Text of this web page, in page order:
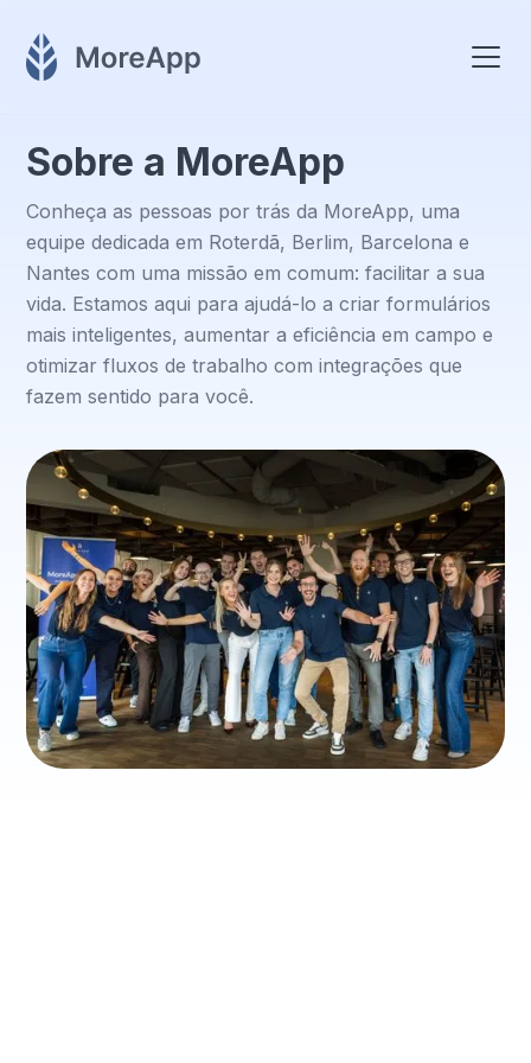
Sobre a MoreApp
Conheça as pessoas por trás da MoreApp, uma
equipe dedicada em Roterdã, Berlim, Barcelona e
Nantes com uma missão em comum: facilitar a sua
vida. Estamos aqui para ajudá-lo a criar formulários
mais inteligentes, aumentar a eficiência em campo e
otimizar fluxos de trabalho com integrações que
fazem sentido para você.